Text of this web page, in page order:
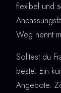
flexibel und
Weg nennt
Solltest du
beste. Ein
Angebote.